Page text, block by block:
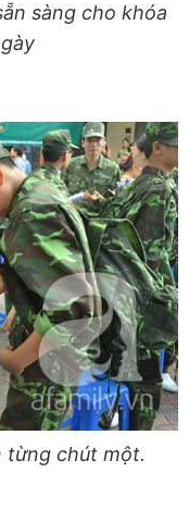
sàng cho khóa
từng chút một.